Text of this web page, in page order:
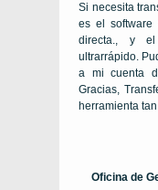
Si necesita
es el software
directa., y el
ultrarrápido.
a mi cuenta
Gracias,
herramienta
Oficina de